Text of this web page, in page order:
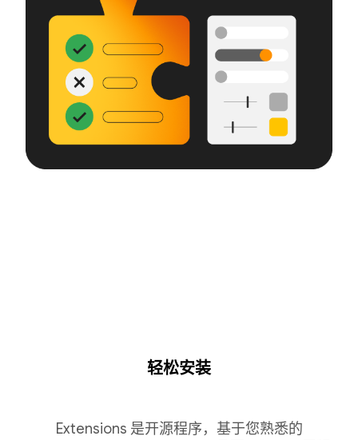
轻松安装
Extensions 是开源程序，基于您熟悉的